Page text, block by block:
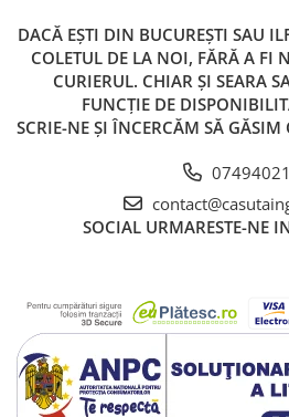
DACĂ EȘTI DIN BUCUREȘTI SAU
COLETUL DE LA NOI, FĂRĂ A FI
CURIERUL. CHIAR ȘI SEARA
FUNCȚIE DE
SCRIE-NE ȘI ÎNCERCĂM SĂ
SOCIAL URMARESTE-NE